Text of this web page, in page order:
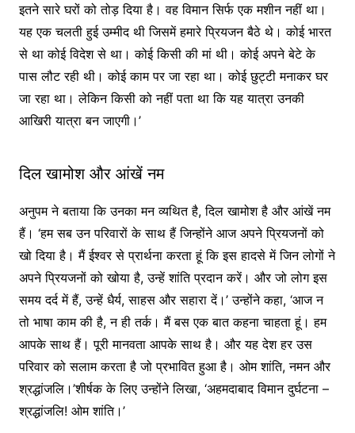
इतने सारे घरों को तोड़ दिया है। वह विमान सिर्फ एक मशीन नहीं था।
यह एक चलती हुई उम्मीद थी जिसमें हमारे प्रियजन बैठे थे। कोई भारत
से था कोई विदेश से था। कोई किसी की मां थी। कोई अपने बेटे के
पास लौट रही थी। कोई काम पर जा रहा था। कोई छुट्टी मनाकर घर
जा रहा था। लेकिन किसी को नहीं पता था कि यह यात्रा उनकी
आखिरी यात्रा बन जाएगी।’
दिल खामोश और आंखें नम
अनुपम ने बताया कि उनका मन व्यथित है, दिल खामोश है और आंखें नम
हैं। ‘हम सब उन परिवारों के साथ हैं जिन्होंने आज अपने प्रियजनों को
खो दिया है। मैं ईश्वर से प्रार्थना करता हूं कि इस हादसे में जिन लोगों ने
अपने प्रियजनों को खोया है, उन्हें शांति प्रदान करें। और जो लोग इस
समय दर्द में हैं, उन्हें धैर्य, साहस और सहारा दें।’ उन्होंने कहा, ‘आज न
तो भाषा काम की है, न ही तर्क। मैं बस एक बात कहना चाहता हूं। हम
आपके साथ हैं। पूरी मानवता आपके साथ है। और यह देश हर उस
परिवार को सलाम करता है जो प्रभावित हुआ है। ओम शांति, नमन और
श्रद्धांजलि।’शीर्षक के लिए उन्होंने लिखा, ‘अहमदाबाद विमान दुर्घटना –
श्रद्धांजलि! ओम शांति।’